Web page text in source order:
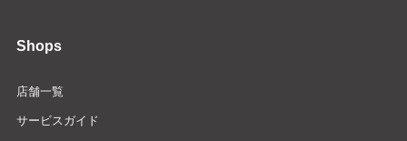
Shops
店舗一覧
サービスガイド